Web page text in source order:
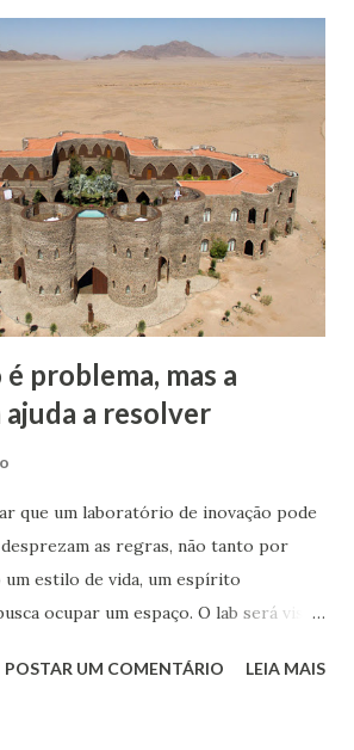
serviços, passageiros, estimular
integradoras etc.. Em outras palavras,
do governo, mesmo em
pela sociedade, mesmo a custo de
serve para plataformas digitais. O
a gestão Reagan, em 1983,
mundo o Sistema de Posicionamento
do uso mundial dessa plataforma
outros produtos e serviços
problema, mas a
a resolver
que um laboratório de inovação pode
as regras, não tanto por
um estilo de vida, um espírito
ocupar um espaço. O lab será visto
parte isso é justificado pela aura de
POSTAR UM COMENTÁRIO LEIA MAIS